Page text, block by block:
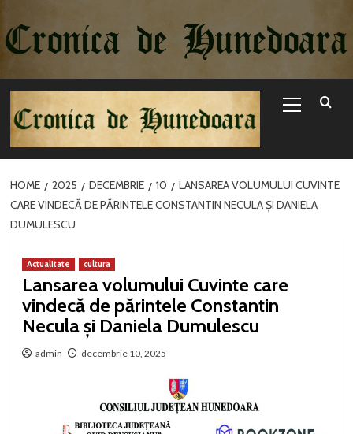
la
conținut
Menu
HOME 2025 DECEMBRIE 10
LANSAREA VOLUMULUI CUVINTE
CARE VINDECĂ DE PĂRINTELE CONSTANTIN NECULA ȘI DANIELA
DUMULESCU
Actualitate cultura
Lansarea volumului Cuvinte care
vindecă de părintele Constantin
Necula și Daniela Dumulescu
admin decembrie 10, 2025